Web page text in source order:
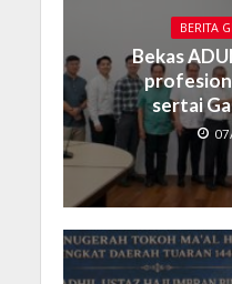
BERITA
Bekas
sertai